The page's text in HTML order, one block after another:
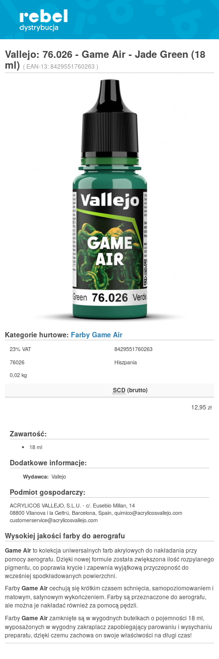
Vallejo: 76.026 - Game Air - Jade Green (18
ml) ( EAN-13:8429551760263 )
Kategorie hurtowe: Farby Game Air
23% VAT
8429551760263
76026
Hiszpania
0,02 kg
SCD (brutto)
12,95 zł
Zawartość:
18 ml
Dodatkowe informacje:
Wydawca: Vallejo
Podmiot gospodarczy:
ACRYLICOS VALLEJO, S.L.U. - c/. Eusebio Millan, 14
08800 Vilanova i la Geltrú, Barcelona, Spain, quimico@acrylicosvallejo.com
customerservice@acrylicosvallejo.com
Wysokiej jakości farby do aerografu
Game Airto kolekcja uniwersalnych farb akrylowych do nakładania przy
pomocy aerografu. Dzięki nowej formule została zwiększona ilość rozpylanego
pigmentu, co poprawia krycie i zapewnia wyjątkową przyczepność do
wcześniej spodkładowanych powierzchni.
FarbyGame Aircechują się krótkim czasem schnięcia, samopoziomowaniem i
matowym, satynowym wykończeniem. Farby są przeznaczone do aerografu,
ale można je nakładać również za pomocą pędzli.
FarbyGame Airzamknięte są w wygodnych butelkach o pojemności 18 ml,
wyposażonych w wygodny zakraplacz zapobiegający parowaniu i wysychaniu
preparatu, dzięki czemu zachowa on swoje właściwości na długi czas!